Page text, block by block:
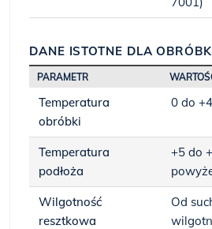
DANE ISTOTNE DLA
PARAMETR
Temperatura
obróbki
0 do
Temperatura
podłoża
+5 do
Wilgotność
resztkowa
Od